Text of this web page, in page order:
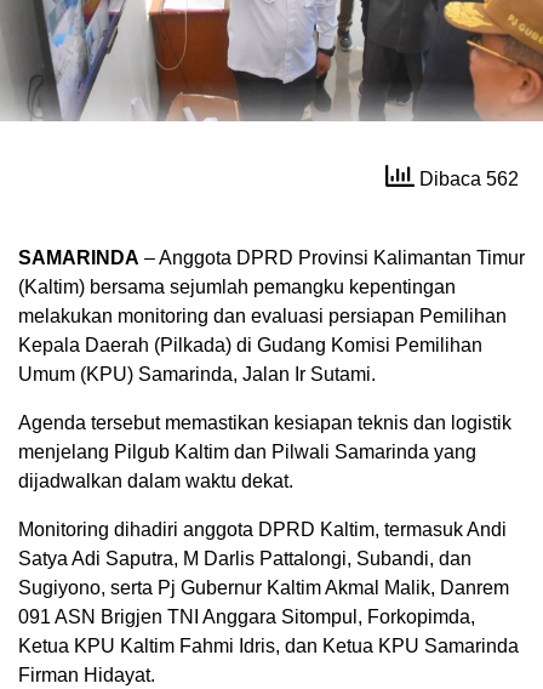
Dibaca 562
SAMARINDA – Anggota DPRD Provinsi Kalimantan Timur
(Kaltim) bersama sejumlah pemangku kepentingan
melakukan monitoring dan evaluasi persiapan Pemilihan
Kepala Daerah (Pilkada) di Gudang Komisi Pemilihan
Umum (KPU) Samarinda, Jalan Ir Sutami.
Agenda tersebut memastikan kesiapan teknis dan logistik
menjelang Pilgub Kaltim dan Pilwali Samarinda yang
dijadwalkan dalam waktu dekat.
Monitoring dihadiri anggota DPRD Kaltim, termasuk Andi
Satya Adi Saputra, M Darlis Pattalongi, Subandi, dan
Sugiyono, serta Pj Gubernur Kaltim Akmal Malik, Danrem
091 ASN Brigjen TNI Anggara Sitompul, Forkopimda,
Ketua KPU Kaltim Fahmi Idris, dan Ketua KPU Samarinda
Firman Hidayat.